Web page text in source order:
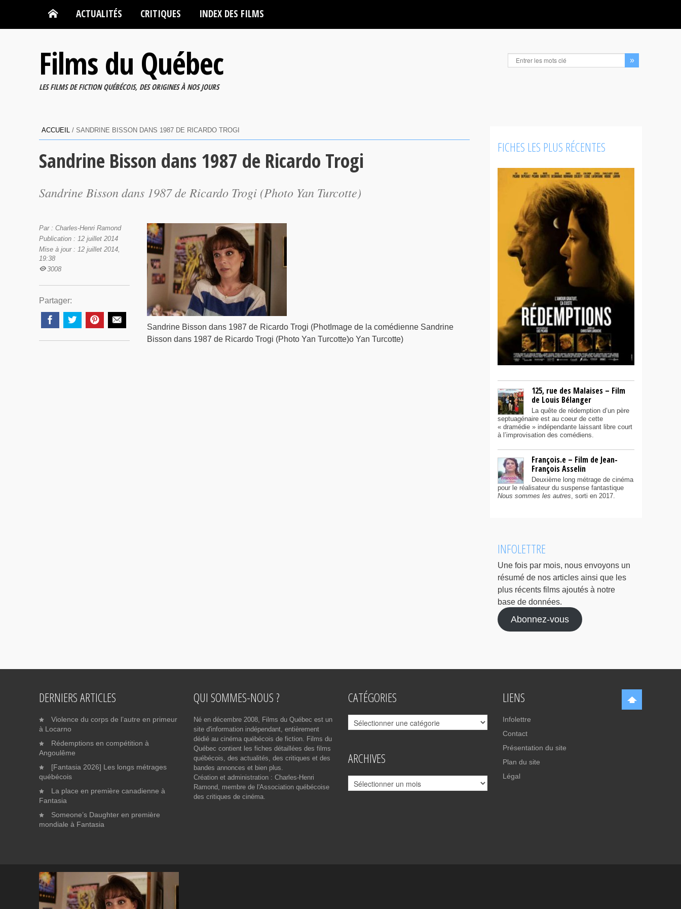
ACTUALITÉS CRITIQUES INDEX DES FILMS
Films du Québec
LES FILMS DE FICTION QUÉBÉCOIS, DES ORIGINES À NOS JOURS
ACCUEIL / SANDRINE BISSON DANS 1987 DE RICARDO TROGI
Sandrine Bisson dans 1987 de Ricardo Trogi
Sandrine Bisson dans 1987 de Ricardo Trogi (Photo Yan Turcotte)
Sandrine Bisson dans 1987 de Ricardo Trogi (PhotImage de la comédienne Sandrine
Bisson dans 1987 de Ricardo Trogi (Photo Yan Turcotte)o Yan Turcotte)
Par : Charles-Henri Ramond
Publication : 12 juillet 2014
Mise à jour : 12 juillet 2014,
19:38
3008
Partager:
FICHES LES PLUS RÉCENTES
125, rue des Malaises – Film
de Louis Bélanger
La quête de rédemption d’un père
septuagénaire est au coeur de cette
« dramédie » indépendante laissant libre court
à l’improvisation des comédiens.
François.e – Film de Jean-
François Asselin
Deuxième long métrage de cinéma
pour le réalisateur du suspense fantastique
Nous sommes les autres, sorti en 2017.
INFOLETTRE
Une fois par mois, nous envoyons un
résumé de nos articles ainsi que les
plus récents films ajoutés à notre
base de données.
Abonnez-vous
DERNIERS ARTICLES
Violence du corps de l’autre en primeur
à Locarno
Rédemptions en compétition à
Angoulême
[Fantasia 2026] Les longs métrages
québécois
La place en première canadienne à
Fantasia
Someone’s Daughter en première
mondiale à Fantasia
QUI SOMMES-NOUS ?
Né en décembre 2008, Films du Québec est un
site d'information indépendant, entièrement
dédié au cinéma québécois de fiction. Films du
Québec contient les fiches détaillées des films
québécois, des actualités, des critiques et des
bandes annonces et bien plus.
Création et administration : Charles-Henri
Ramond, membre de l'Association québécoise
des critiques de cinéma.
CATÉGORIES
Catégories
ARCHIVES
Archives
LIENS
Infolettre
Contact
Présentation du site
Plan du site
Légal